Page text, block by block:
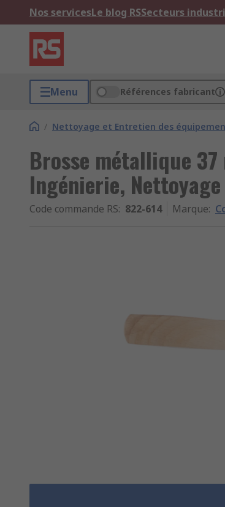
Nos servicesLe blog RSSecteurs
Menu Références fabricant
/ Nettoyage et Entretien des
Brosse métallique
Ingénierie,
Code commande RS: 822-614 Marque: